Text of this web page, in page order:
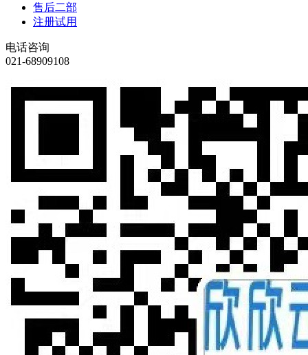
售后二部
注册试用
电话咨询
021-68909108